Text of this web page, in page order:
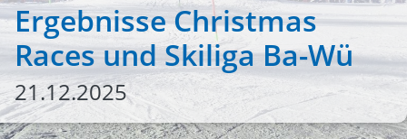
Ergebnisse Christmas
Races und Skiliga Ba-Wü
21.12.2025